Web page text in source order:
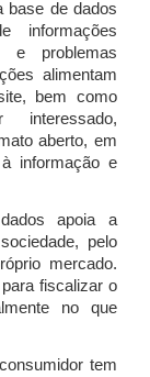
base de dados
informações
e problemas
alimentam
bem como
aberto, em
informação e
apoia a
pelo
mercado.
fiscalizar o
no que
tem